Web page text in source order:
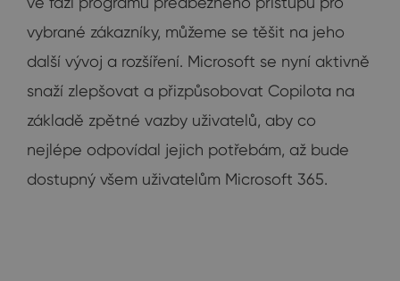
vybrané zákazníky, můžeme se těšit na jeho
další vývoj a rozšíření. Microsoft se nyní aktivně
snaží zlepšovat a přizpůsobovat Copilota na
základě zpětné vazby uživatelů, aby co
nejlépe odpovídal jejich potřebám, až bude
dostupný všem uživatelům Microsoft 365.